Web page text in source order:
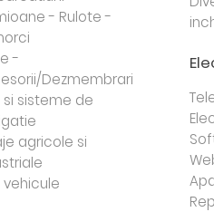
- Rulote -
-
Dezmembrari
si sisteme de
agricole si
vehicule